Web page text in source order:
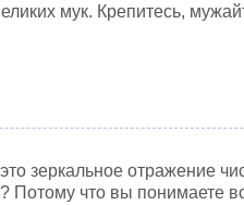
мук. Крепитесь,
зеркальное отражение
Потому что вы понимаете